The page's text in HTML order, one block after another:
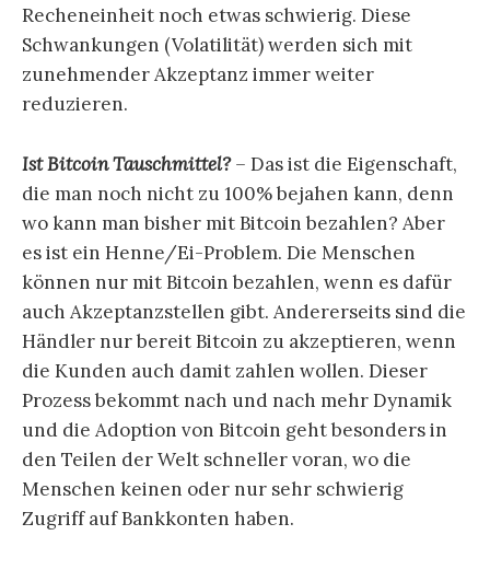
Recheneinheit noch etwas schwierig. Diese
Schwankungen (Volatilität) werden sich mit
zunehmender Akzeptanz immer weiter
reduzieren.
Ist Bitcoin Tauschmittel?– Das ist die Eigenschaft,
die man noch nicht zu 100% bejahen kann, denn
wo kann man bisher mit Bitcoin bezahlen? Aber
es ist ein Henne/Ei-Problem. Die Menschen
können nur mit Bitcoin bezahlen, wenn es dafür
auch Akzeptanzstellen gibt. Andererseits sind die
Händler nur bereit Bitcoin zu akzeptieren, wenn
die Kunden auch damit zahlen wollen. Dieser
Prozess bekommt nach und nach mehr Dynamik
und die Adoption von Bitcoin geht besonders in
den Teilen der Welt schneller voran, wo die
Menschen keinen oder nur sehr schwierig
Zugriff auf Bankkonten haben.